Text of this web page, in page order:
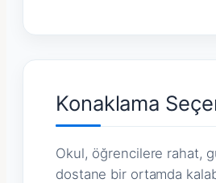
Konaklama
Okul, öğrencilere rahat,
dostane bir ortamda